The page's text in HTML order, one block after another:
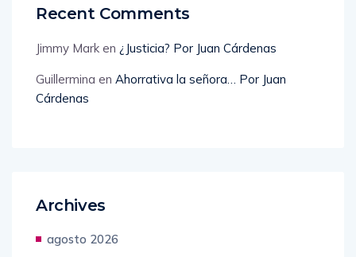
Recent Comments
Jimmy Mark en ¿Justicia? Por Juan Cárdenas
Guillermina en Ahorrativa la señora… Por Juan
Cárdenas
Archives
agosto 2026